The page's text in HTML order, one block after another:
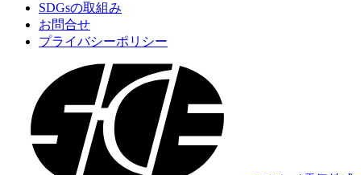
SDGsの取組み
お問合せ
プライバシーポリシー